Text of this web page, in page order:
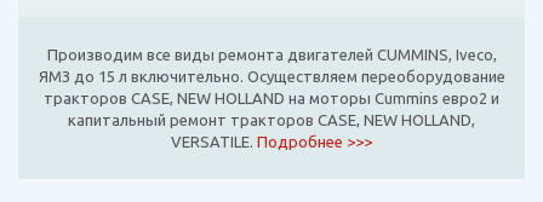
Производим все виды ремонта двигателей CUMMINS, Iveco,
ЯМЗ до 15 л включительно. Осуществляем переоборудование
тракторов CASE, NEW HOLLAND на моторы Cummins евро2 и
капитальный ремонт тракторов CASE, NEW HOLLAND,
VERSATILE. Подробнее >>>